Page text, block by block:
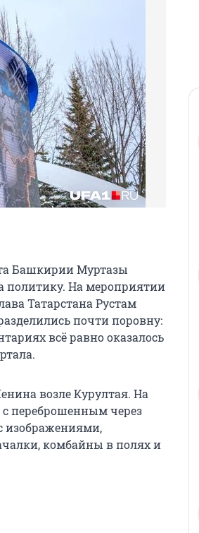
Башкирии Муртазы
политику. На мероприятии
Татарстана Рустам
почти поровну:
всё равно оказалось
возле Курултая. На
переброшенным через
изображениями,
комбайны в полях и